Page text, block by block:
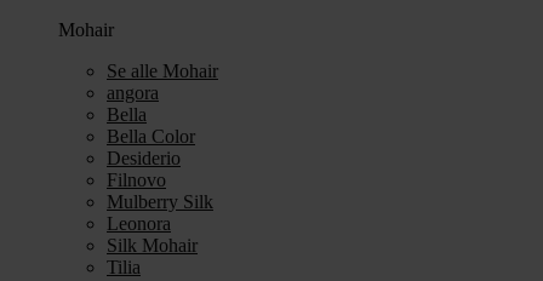
Mohair
Se alle Mohair
angora
Bella
Bella Color
Desiderio
Filnovo
Mulberry Silk
Leonora
Silk Mohair
Tilia